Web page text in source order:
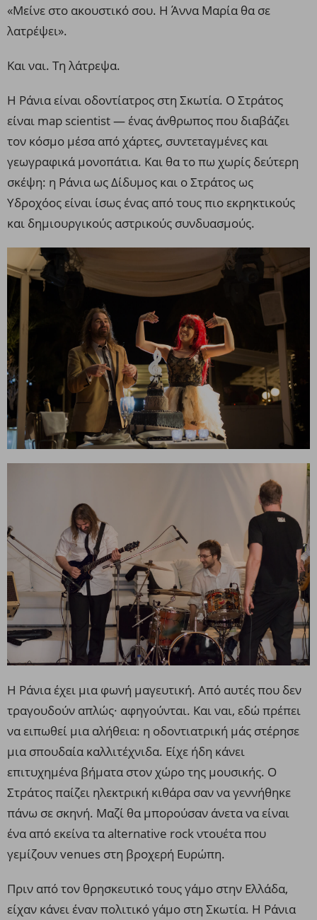
«Μείνε στο ακουστικό σου. Η Άννα Μαρία θα σε
λατρέψει».
Και ναι. Τη λάτρεψα.
Η Ράνια είναι οδοντίατρος στη Σκωτία. Ο Στράτος
είναι map scientist — ένας άνθρωπος που διαβάζει
τον κόσμο μέσα από χάρτες, συντεταγμένες και
γεωγραφικά μονοπάτια. Και θα το πω χωρίς δεύτερη
σκέψη: η Ράνια ως Δίδυμος και ο Στράτος ως
Υδροχόος είναι ίσως ένας από τους πιο εκρηκτικούς
και δημιουργικούς αστρικούς συνδυασμούς.
Η Ράνια έχει μια φωνή μαγευτική. Από αυτές που δεν
τραγουδούν απλώς· αφηγούνται. Και ναι, εδώ πρέπει
να ειπωθεί μια αλήθεια: η οδοντιατρική μάς στέρησε
μια σπουδαία καλλιτέχνιδα. Είχε ήδη κάνει
επιτυχημένα βήματα στον χώρο της μουσικής. Ο
Στράτος παίζει ηλεκτρική κιθάρα σαν να γεννήθηκε
πάνω σε σκηνή. Μαζί θα μπορούσαν άνετα να είναι
ένα από εκείνα τα alternative rock ντουέτα που
γεμίζουν venues στη βροχερή Ευρώπη.
Πριν από τον θρησκευτικό τους γάμο στην Ελλάδα,
είχαν κάνει έναν πολιτικό γάμο στη Σκωτία. Η Ράνια